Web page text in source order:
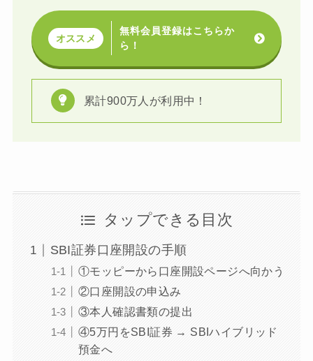
オススメ
無料会員登録はこちらか
ら！
累計900万人が利用中！
タップできる目次
SBI証券口座開設の手順
①モッピーから口座開設ページへ向かう
②口座開設の申込み
③本人確認書類の提出
④5万円をSBI証券 → SBIハイブリッド
預金へ